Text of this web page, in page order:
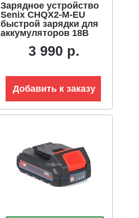
Зарядное устройство
Senix CHQX2-M-EU
быстрой зарядки для
аккумуляторов 18В
3 990 р.
Добавить к заказу